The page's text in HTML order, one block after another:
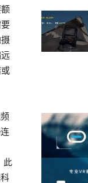
此